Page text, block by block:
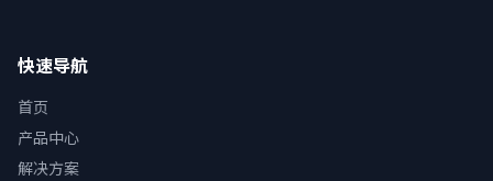
快速导航
首页
产品中心
解决方案